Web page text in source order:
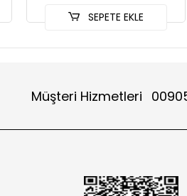
SEPETE EKLE
Müşteri Hizmetleri